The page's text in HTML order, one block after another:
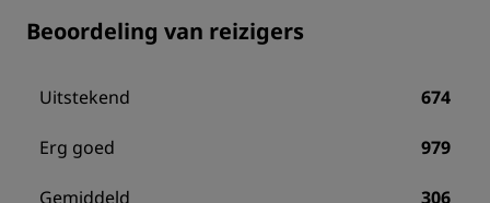
Beoordeling van reizigers
Uitstekend 674
Erg goed 979
Gemiddeld 306